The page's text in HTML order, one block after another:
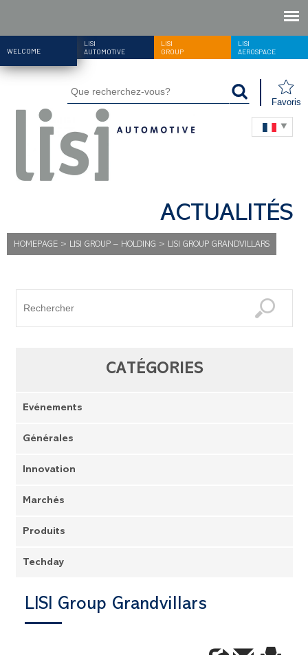
WELCOME
LISI
AUTOMOTIVE
LISI
GROUP
LISI
AEROSPACE
Favoris
ACTUALITÉS
HOMEPAGE > LISI GROUP – HOLDING > LISI GROUP GRANDVILLARS
CATÉGORIES
Evénements
Générales
Innovation
Marchés
Produits
Techday
LISI Group Grandvillars